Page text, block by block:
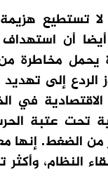
تستطيع هزيمة
أن
يحمل مخاطرة
الردع إلى
الاقتصادية في
تحت عتبة
الضغط. إنها
النظام، وأكثر